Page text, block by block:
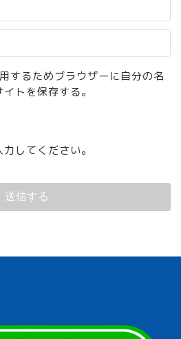
するためブラウザーに自分の名
トを保存する。
してください。